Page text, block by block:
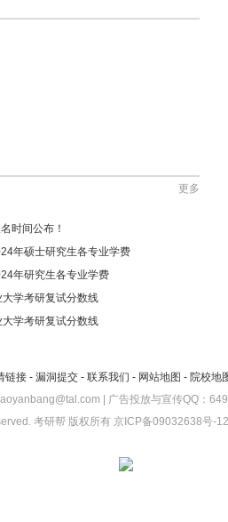
更多
时间公布！
年硕士研究生各专业学费
年研究生各专业学费
学考研复试分数线
学考研复试分数线
链接 - 漏洞提交 - 联系我们 - 网站地图 - 院校地
| 广告投放与宣传QQ：
考研帮 版权所有 京ICP备09032638号-12